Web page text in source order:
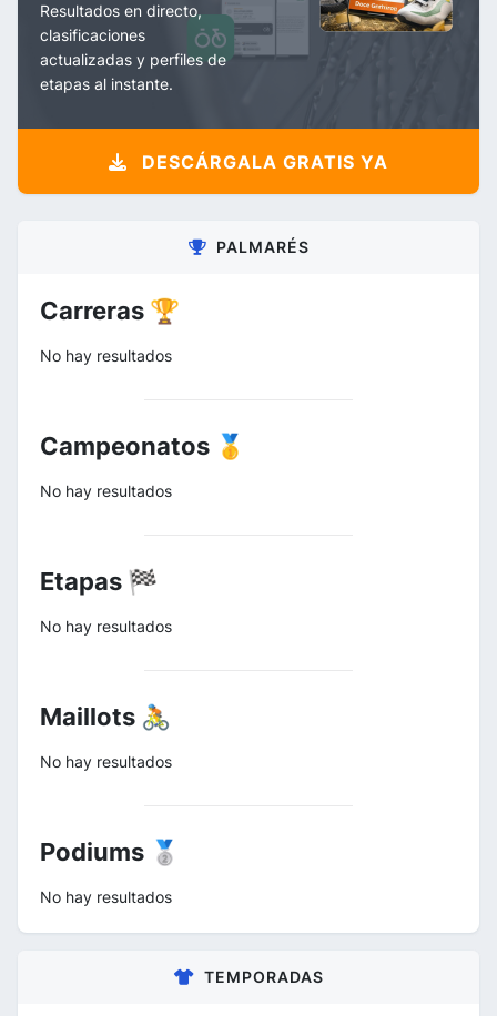
Resultados en directo,
clasificaciones
actualizadas y perfiles de
etapas al instante.
DESCÁRGALA GRATIS YA
PALMARÉS
Carreras 🏆
No hay resultados
Campeonatos 🥇
No hay resultados
Etapas 🏁
No hay resultados
Maillots 🚴
No hay resultados
Podiums 🥈
No hay resultados
TEMPORADAS